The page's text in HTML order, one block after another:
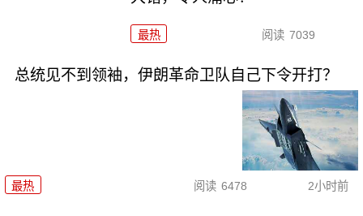
最热 阅读 7039
总统见不到领袖，伊朗革命卫队自己下令开打？
最热 阅读 6478 2小时前